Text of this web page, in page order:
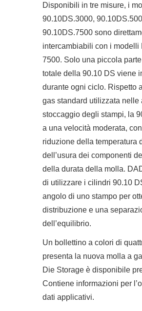
Disponibili in tre misure, i
90.10DS.3000,
90.10DS.7500 sono
intercambiabili con i modelli
7500. Solo una piccola
totale della 90.10 DS viene
durante ogni ciclo. Rispetto
gas standard utilizzata nelle
stoccaggio degli stampi, la
a una velocità moderata,
riduzione della temperatura
dell’usura dei componenti
della durata della molla.
di utilizzare i cilindri 90.10
angolo di uno stampo per
distribuzione e una
dell’equilibrio.
Un bollettino a colori di
presenta la nuova molla a
Die Storage è disponibile
Contiene informazioni per
dati applicativi.